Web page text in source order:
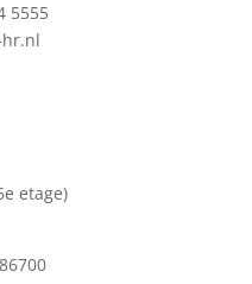
5555
hr.nl
etage)